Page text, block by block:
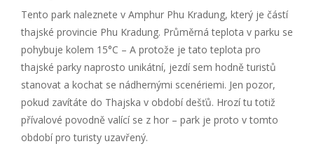
Tento park naleznete v Amphur Phu Kradung, který je částí
thajské provincie Phu Kradung. Průměrná teplota v parku se
pohybuje kolem 15°C – A protože je tato teplota pro
thajské parky naprosto unikátní, jezdí sem hodně turistů
stanovat a kochat se nádhernými scenériemi. Jen pozor,
pokud zavítáte do Thajska v období dešťů. Hrozí tu totiž
přívalové povodně valící se z hor – park je proto v tomto
období pro turisty uzavřený.